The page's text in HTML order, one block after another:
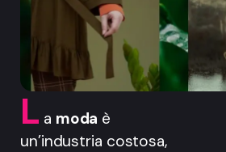
L a moda è
un’industria costosa,